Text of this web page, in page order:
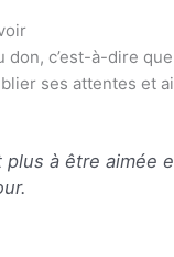
don, c’est-à-dire
ses attentes et
plus à être aimée